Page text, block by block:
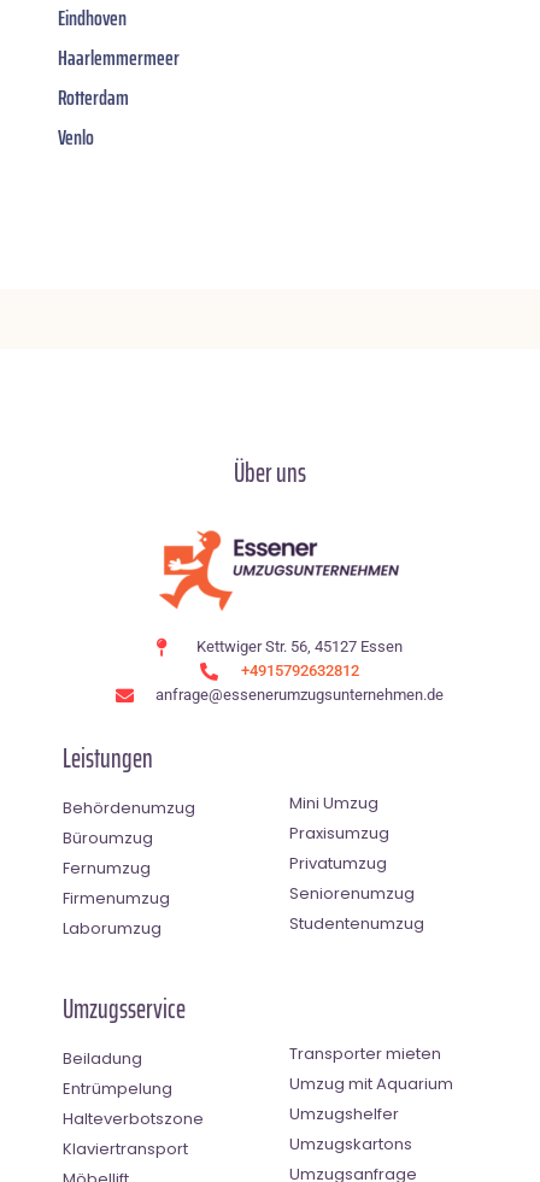
Eindhoven
Haarlemmermeer
Rotterdam
Venlo
Über uns
Kettwiger Str. 56, 45127 Essen
+4915792632812
anfrage@essenerumzugsunternehmen.de
Leistungen
Behördenumzug
Büroumzug
Fernumzug
Firmenumzug
Laborumzug
Mini Umzug
Praxisumzug
Privatumzug
Seniorenumzug
Studentenumzug
Umzugsservice
Beiladung
Entrümpelung
Halteverbotszone
Klaviertransport
Transporter mieten
Umzug mit Aquarium
Umzugshelfer
Umzugskartons
Umzugsanfrage